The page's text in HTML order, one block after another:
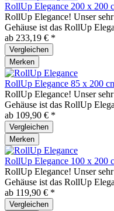
RollUp Elegance 200 x 200
RollUp Elegance! Unser
Gehäuse ist das RollUp
ab 233,19 € *
Vergleichen
Merken
RollUp Elegance 85 x 200
RollUp Elegance! Unser
Gehäuse ist das RollUp
ab 109,90 € *
Vergleichen
Merken
RollUp Elegance 100 x 200
RollUp Elegance! Unser
Gehäuse ist das RollUp
ab 119,90 € *
Vergleichen